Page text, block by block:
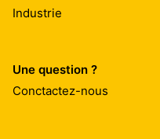
Industrie
Une question ?
Conctactez-nous